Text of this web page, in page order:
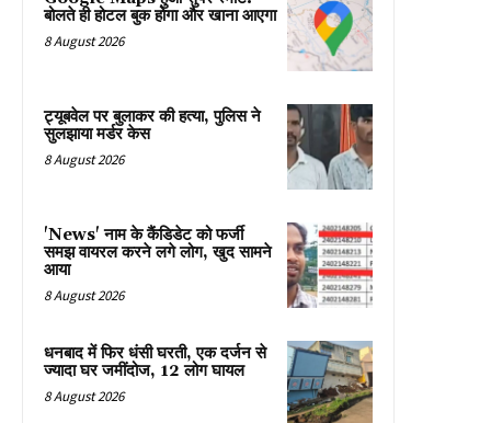
बोलते ही होटल बुक होगा और खाना आएगा
8 August 2026
ट्यूबवेल पर बुलाकर की हत्या, पुलिस ने
सुलझाया मर्डर केस
8 August 2026
'News' नाम के कैंडिडेट को फर्जी
समझ वायरल करने लगे लोग, खुद सामने
आया
8 August 2026
धनबाद में फिर धंसी घरती, एक दर्जन से
ज्यादा घर जमींदोज, 12 लोग घायल
8 August 2026